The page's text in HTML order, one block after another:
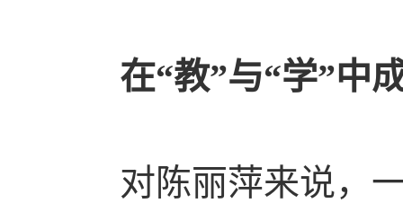
在“教”与“学”中
对陈丽萍来说，